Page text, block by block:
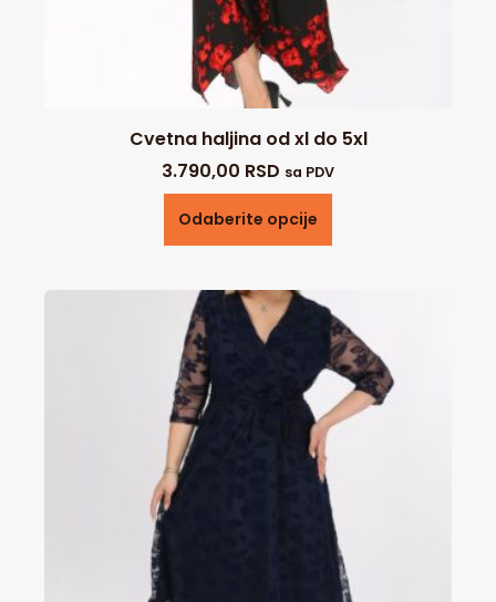
Cvetna haljina od xl do 5xl
3.790,00 RSD sa PDV
Odaberite opcije